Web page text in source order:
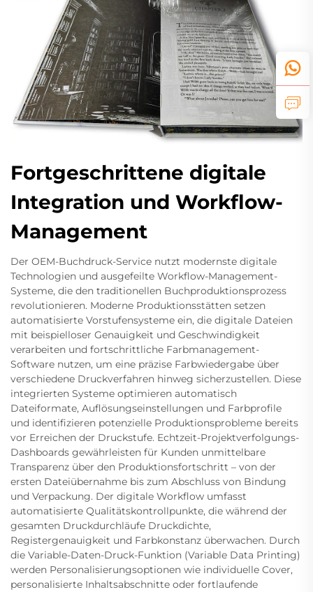
Fortgeschrittene digitale
Integration und Workflow-
Management
Der OEM-Buchdruck-Service nutzt modernste digitale
Technologien und ausgefeilte Workflow-Management-
Systeme, die den traditionellen Buchproduktionsprozess
revolutionieren. Moderne Produktionsstätten setzen
automatisierte Vorstufensysteme ein, die digitale Dateien
mit beispielloser Genauigkeit und Geschwindigkeit
verarbeiten und fortschrittliche Farbmanagement-
Software nutzen, um eine präzise Farbwiedergabe über
verschiedene Druckverfahren hinweg sicherzustellen. Diese
integrierten Systeme optimieren automatisch
Dateiformate, Auflösungseinstellungen und Farbprofile
und identifizieren potenzielle Produktionsprobleme bereits
vor Erreichen der Druckstufe. Echtzeit-Projektverfolgungs-
Dashboards gewährleisten für Kunden unmittelbare
Transparenz über den Produktionsfortschritt – von der
ersten Dateiübernahme bis zum Abschluss von Bindung
und Verpackung. Der digitale Workflow umfasst
automatisierte Qualitätskontrollpunkte, die während der
gesamten Druckdurchläufe Druckdichte,
Registergenauigkeit und Farbkonstanz überwachen. Durch
die Variable-Daten-Druck-Funktion (Variable Data Printing)
werden Personalisierungsoptionen wie individuelle Cover,
personalisierte Inhaltsabschnitte oder fortlaufende